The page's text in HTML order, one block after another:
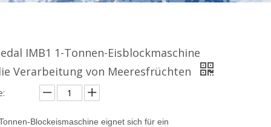
IMB1 1-Tonnen-Eisblockmaschine
Verarbeitung von Meeresfrüchten
Blockeismaschine eignet sich für ein